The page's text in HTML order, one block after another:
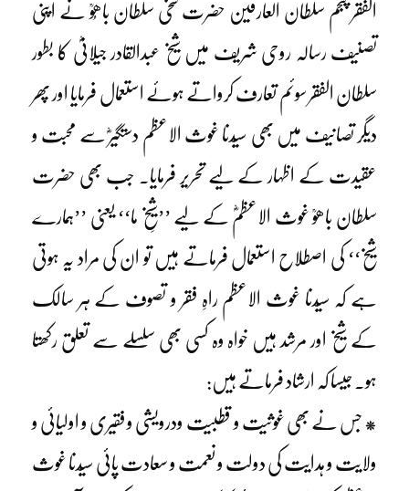
الفقر پنجم سلطان العارفین حضرت سخی سلطان باھُوؒ نے اپنی
تصنیف رسالہ روحی شریف میں شیخ عبدالقادر جیلانیؓ کا بطور
سلطان الفقر سوئم تعارف کرواتے ہوئے استعمال فرمایا اور پھر
دیگر تصانیف میں بھی سیّدنا غوث الاعظم دستگیرؓ سے محبت و
عقیدت کے اظہار کے لیے تحریر فرمایا۔ جب بھی حضرت
سلطان باھوؒ غوث الاعظمؓ کے لیے ’’شیخِ ما‘‘ یعنی ’’ہمارے
شیخ‘‘ کی اصطلاح استعمال فرماتے ہیں تو ان کی مراد یہ ہوتی
ہے کہ سیّدنا غوث الاعظم راہِ فقر و تصوف کے ہر سالک
کے شیخ اور مرشد ہیں خواہ وہ کسی بھی سلسلے سے تعلق رکھتا
ہو۔ جیسا کہ ارشاد فرماتے ہیں:
* جس نے بھی غوثیت و قطبیت ودرویشی و فقیری و اولیائی و
ولایت و ہدایت کی دولت و نعمت و سعادت پائی سیّدنا غوث